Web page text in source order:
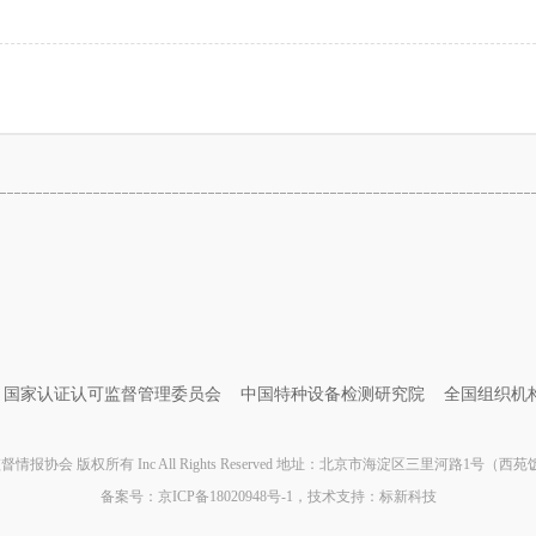
国家认证认可监督管理委员会 中国特种设备检测研究院 全国组织机
情报协会 版权所有 Inc All Rights Reserved 地址：北京市海淀区三里河路1号（西苑
备案号： 京ICP备18020948号-1 ，技术支持： 标新科技